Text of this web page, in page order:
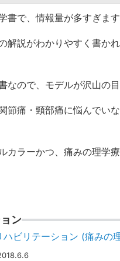
書で、情報量が多すぎます
解説がわかりやすく書か
なので、モデルが沢山の目
節痛・頸部痛に悩んでい
カラーかつ、痛みの理学
ン
ハビリテーション (痛みの